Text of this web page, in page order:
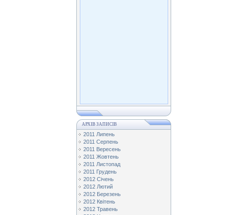
АРХІВ ЗАПИСІВ
2011 Липень
2011 Серпень
2011 Вересень
2011 Жовтень
2011 Листопад
2011 Грудень
2012 Січень
2012 Лютий
2012 Березень
2012 Квітень
2012 Травень